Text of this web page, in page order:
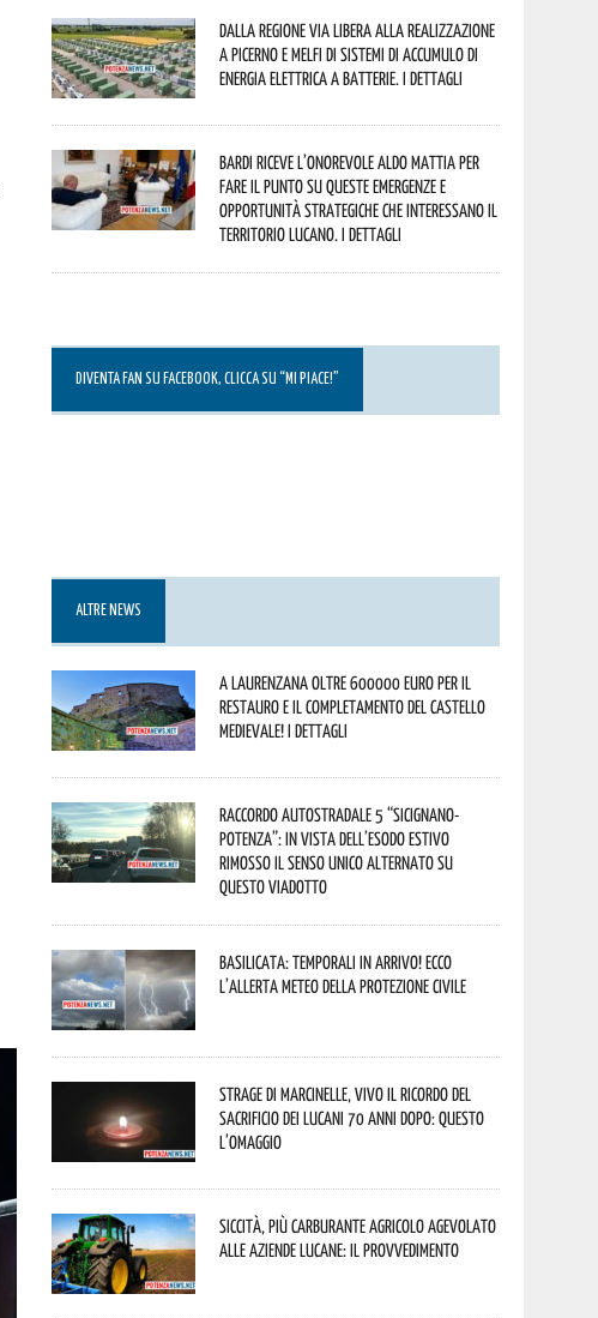
Dalla Regione via libera alla realizzazione
a Picerno e Melfi di sistemi di accumulo di
energia elettrica a batterie. I dettagli
Bardi riceve l’onorevole Aldo Mattia per
fare il punto su queste emergenze e
opportunità strategiche che interessano il
territorio lucano. I dettagli
DIVENTA FAN SU FACEBOOK, CLICCA SU “MI PIACE!”
ALTRE NEWS
A Laurenzana oltre 600000 euro per il
restauro e il completamento del Castello
Medievale! I dettagli
Raccordo Autostradale 5 “Sicignano-
Potenza”: in vista dell’esodo estivo
rimosso il senso unico alternato su
questo viadotto
Basilicata: temporali in arrivo! Ecco
l’allerta meteo della Protezione civile
Strage di Marcinelle, vivo il ricordo del
sacrificio dei lucani 70 anni dopo: questo
l’omaggio
Siccità, più carburante agricolo agevolato
alle aziende lucane: il provvedimento